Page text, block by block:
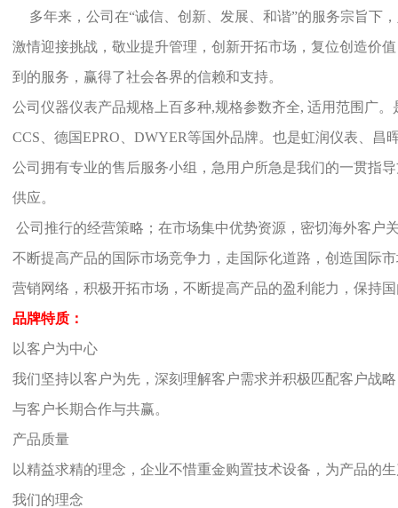
多年来，公司在“诚信、创新、发展、和谐”的服务宗旨下
激情迎接挑战，敬业提升管理，创新开拓市场，复位创造价
到的服务，赢得了社会各界的信赖和支持。
公司仪器仪表产品规格上百多种,规格参数齐全, 适用范围广
CCS、德国EPRO、DWYER等国外品牌。也是虹润仪表、昌
公司拥有专业的售后服务小组，急用户所急是我们的一贯指
供应。
公司推行的经营策略；在市场集中优势资源，密切海外客户
不断提高产品的国际市场竞争力，走国际化道路，创造国际
营销网络，积极开拓市场，不断提高产品的盈利能力，保持
品牌特质：
以客户为中心
我们坚持以客户为先，深刻理解客户需求并积极匹配客户战
与客户长期合作与共赢。
产品质量
以精益求精的理念，企业不惜重金购置技术设备，为产品的
我们的理念